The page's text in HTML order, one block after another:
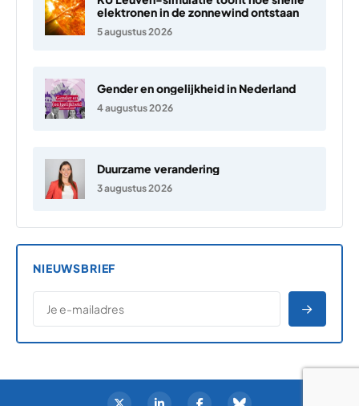
elektronen in de zonnewind ontstaan
5 augustus 2026
Gender en ongelijkheid in Nederland
4 augustus 2026
Duurzame verandering
3 augustus 2026
NIEUWSBRIEF
E-MAILADRES
*